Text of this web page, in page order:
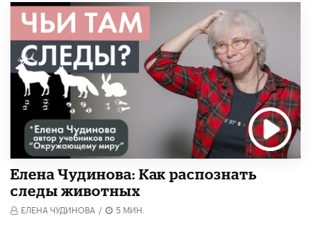
Елена Чудинова: Как распознать
следы животных
ЕЛЕНА ЧУДИНОВА / 5 МИН.